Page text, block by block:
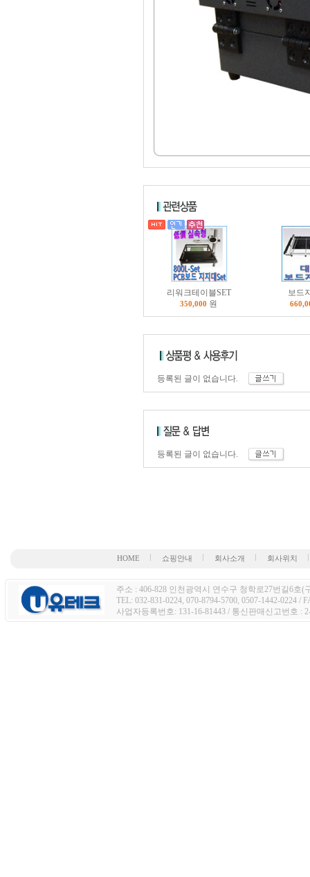
리워크테이블SET
350,000 원
보드
등록된 글이 없습니다.
등록된 글이 없습니다.
HOME 쇼핑안내 회사소개 회사위치
주소 : 406-828 인천광역시 연수구 청학로27번길6호(
TEL: 032-831-0224, 070-8794-5700, 0507-1442-0224
사업자등록번호: 131-16-81443 / 통신판매신고번호 :